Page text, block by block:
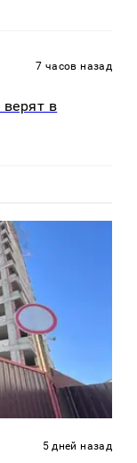
7 часов назад
в
5 дней назад